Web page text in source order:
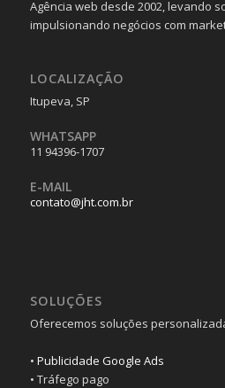
Agência web desde 2002, levando
impulsionando negócios com
LOCALIZAÇÃO
Itupeva, SP
WHATSAPP
11 94396-1707
E-MAIL
contato@jht.com.br
SOLUÇÕES
Oferecemos soluções
• Publicidade Google Ads
• Tráfego pago